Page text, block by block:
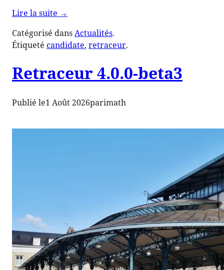
Lire la suite de
4.0.0-
RC1 »
→
Catégorisé dansActualités.
Étiqueté candidate, retraceur.
Retraceur 4.0.0-beta3
Publié le1 Août 2026parimath